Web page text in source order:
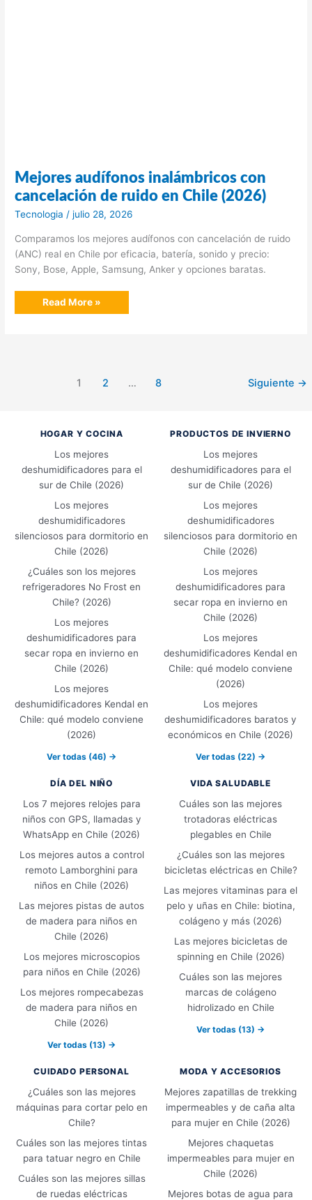
Mejores audífonos inalámbricos con
cancelación de ruido en Chile (2026)
Tecnologia /julio 28, 2026
Comparamos los mejores audífonos con cancelación de ruido
(ANC) real en Chile por eficacia, batería, sonido y precio:
Sony, Bose, Apple, Samsung, Anker y opciones baratas.
Mejores
Read More »
1 2 … 8 Siguiente →
HOGAR Y COCINA
Los mejores
deshumidificadores para el
sur de Chile (2026)
Los mejores
deshumidificadores
silenciosos para dormitorio en
Chile (2026)
¿Cuáles son los mejores
refrigeradores No Frost en
Chile? (2026)
Los mejores
deshumidificadores para
secar ropa en invierno en
Chile (2026)
Los mejores
deshumidificadores Kendal en
Chile: qué modelo conviene
(2026)
Ver todas (46) →
PRODUCTOS DE INVIERNO
Los mejores
deshumidificadores para el
sur de Chile (2026)
Los mejores
deshumidificadores
silenciosos para dormitorio en
Chile (2026)
Los mejores
deshumidificadores para
secar ropa en invierno en
Chile (2026)
Los mejores
deshumidificadores Kendal en
Chile: qué modelo conviene
(2026)
Los mejores
deshumidificadores baratos y
económicos en Chile (2026)
Ver todas (22) →
DÍA DEL NIÑO
Los 7 mejores relojes para
niños con GPS, llamadas y
WhatsApp en Chile (2026)
Los mejores autos a control
remoto Lamborghini para
niños en Chile (2026)
Las mejores pistas de autos
de madera para niños en
Chile (2026)
Los mejores microscopios
para niños en Chile (2026)
Los mejores rompecabezas
de madera para niños en
Chile (2026)
Ver todas (13) →
VIDA SALUDABLE
Cuáles son las mejores
trotadoras eléctricas
plegables en Chile
¿Cuáles son las mejores
bicicletas eléctricas en Chile?
Las mejores vitaminas para el
pelo y uñas en Chile: biotina,
colágeno y más (2026)
Las mejores bicicletas de
spinning en Chile (2026)
Cuáles son las mejores
marcas de colágeno
hidrolizado en Chile
Ver todas (13) →
CUIDADO PERSONAL
¿Cuáles son las mejores
máquinas para cortar pelo en
Chile?
Cuáles son las mejores tintas
para tatuar negro en Chile
Cuáles son las mejores sillas
de ruedas eléctricas
MODA Y ACCESORIOS
Mejores zapatillas de trekking
impermeables y de caña alta
para mujer en Chile (2026)
Mejores chaquetas
impermeables para mujer en
Chile (2026)
Mejores botas de agua para